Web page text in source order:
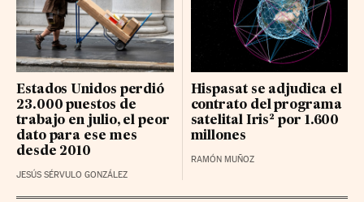
BBVA RG 24.6 (0.01%)
LOGISTA INTEGRAL BR 36.7 (0.34%)
NATURGY GRP BR 28.72 (-0.06%)
Estados Unidos perdió
23.000 puestos de
trabajo en julio, el peor
dato para ese mes
desde 2010
JESÚS SÉRVULO GONZÁLEZ
Hispasat se adjudica el
contrato del programa
satelital Iris² por 1.600
millones
RAMÓN MUÑOZ